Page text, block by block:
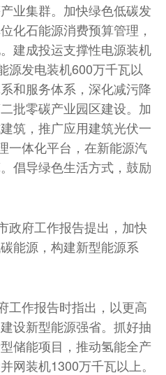
业集群。加快绿色低碳发
化石能源消费预算管理，
建成投运支撑性电源装机
源发电装机600万千瓦以
和服务体系，深化减污降
批零碳产业园区建设。加
筑，推广应用建筑光伏一
一体化平台，在新能源汽
倡导绿色生活方式，鼓励
政府工作报告提出，加快
能源，构建新型能源系
工作报告时指出，以更高
设新型能源强省。抓好抽
储能项目，推动氢能全产
网装机1300万千瓦以上。